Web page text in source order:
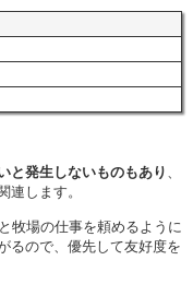
と発生しないものもあり 、
連します。
牧場の仕事を頼めるように
るので、優先して友好度を